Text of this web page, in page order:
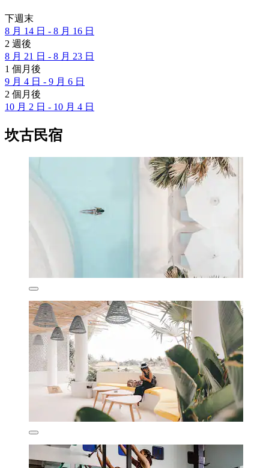
下週末
8 月 14 日 - 8 月 16 日
2 週後
8 月 21 日 - 8 月 23 日
1 個月後
9 月 4 日 - 9 月 6 日
2 個月後
10 月 2 日 - 10 月 4 日
坎古民宿